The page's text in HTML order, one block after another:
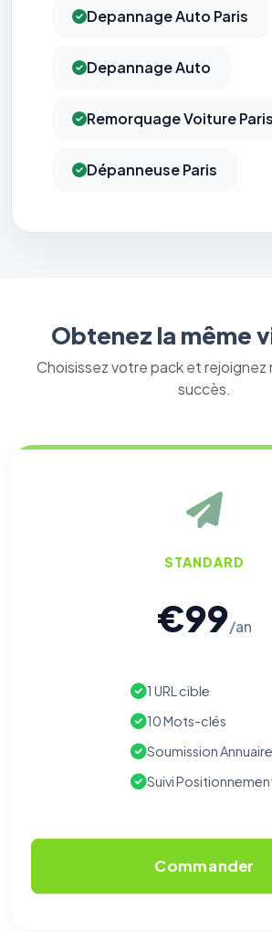
Depannage Auto Paris
Depannage Auto
Remorquage Voiture Paris
Dépanneuse Paris
Obtenez la même
Choisissez votre pack et
succès.
STANDARD
€99/an
1 URL cible
10 Mots-clés
Soumission
Suivi
Commander